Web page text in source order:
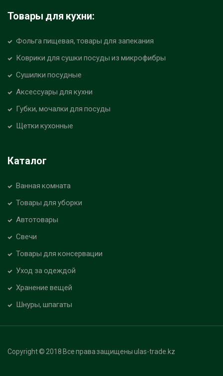
Товары для кухни:
Фольга пищевая, товары для запекания
Коврики для сушки посуды из микрофибры
Сушилки посудные
Аксессуары для кухни
Губки, мочалки для посуды
Щетки кухонные
Каталог
Ванная комната
Товары для уборки
Автотовары
Свечи
Товары для консервации
Уход за одеждой
Хранение вещей
Шнуры, шпагаты
Copyright © 2018 Все права защищены ulas-trade.kz